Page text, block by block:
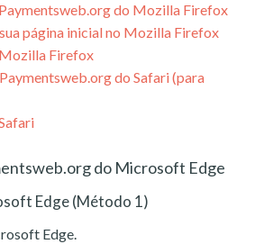
do Mozilla Firefox
página inicial no Mozilla Firefox
Firefox
do Safari (para
do Microsoft Edge
Edge (Método 1)
Edge.